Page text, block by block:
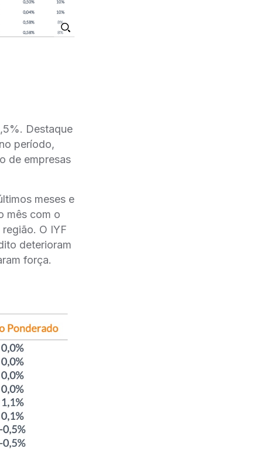
Destaque
período,
de empresas
meses e
mês com o
O IYF
deterioram
força.